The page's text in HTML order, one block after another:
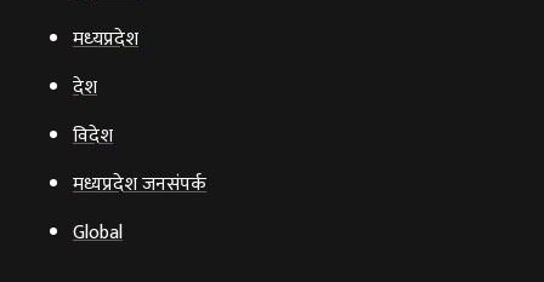
मध्‍यप्रदेश
देश
विदेश
मध्यप्रदेश जनसंपर्क
Global